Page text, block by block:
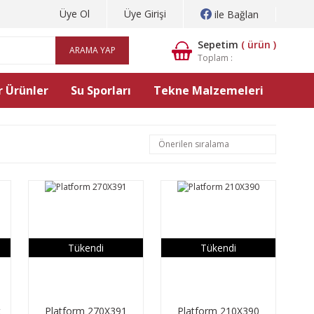
Üye Ol Üye Girişi ile Bağlan
ARAMA YAP Sepetim ( ürün )
Toplam :
Ürünler Su Sporları Tekne Malzemeleri
Tükendi
Platform 270X391
Tükendi
Platform 210X390